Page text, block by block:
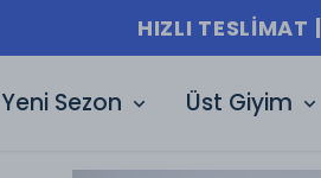
Yeni Sezon Üst Giyim